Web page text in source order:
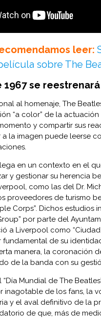
leer:
sobre The
1967 se
al homenaje, The
“a color” de la
y compartir sus
la imagen puede leerse
en un contexto en el
y gestionar su herencia
como las del Dr.
proveedores de turismo
Corps”. Dichos estudios
por parte del
a Liverpool como
de su
manera, la coronación
de la banda con su
“Día Mundial de The
inagotable de los fans, la
y el aval definitivo de la
de que, más de